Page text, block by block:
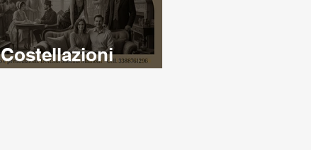
Costellazioni